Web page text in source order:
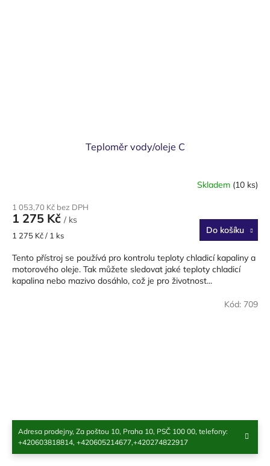
Adresa prodejny, Za poštou 10, Praha 10, PSČ 100 00, telefony:
+420603818814, +420605214677,+420274822917
Teploměr vody/oleje C
Skladem (10 ks)
1 053,70 Kč bez DPH
1 275 Kč / ks
Měrná
1 275 Kč / 1 ks Do košíku
Tento přístroj se používá pro kontrolu teploty chladicí kapaliny a
motorového oleje. Tak můžete sledovat jaké teploty chladicí
kapalina nebo mazivo dosáhlo, což je pro životnost...
Kód: 709